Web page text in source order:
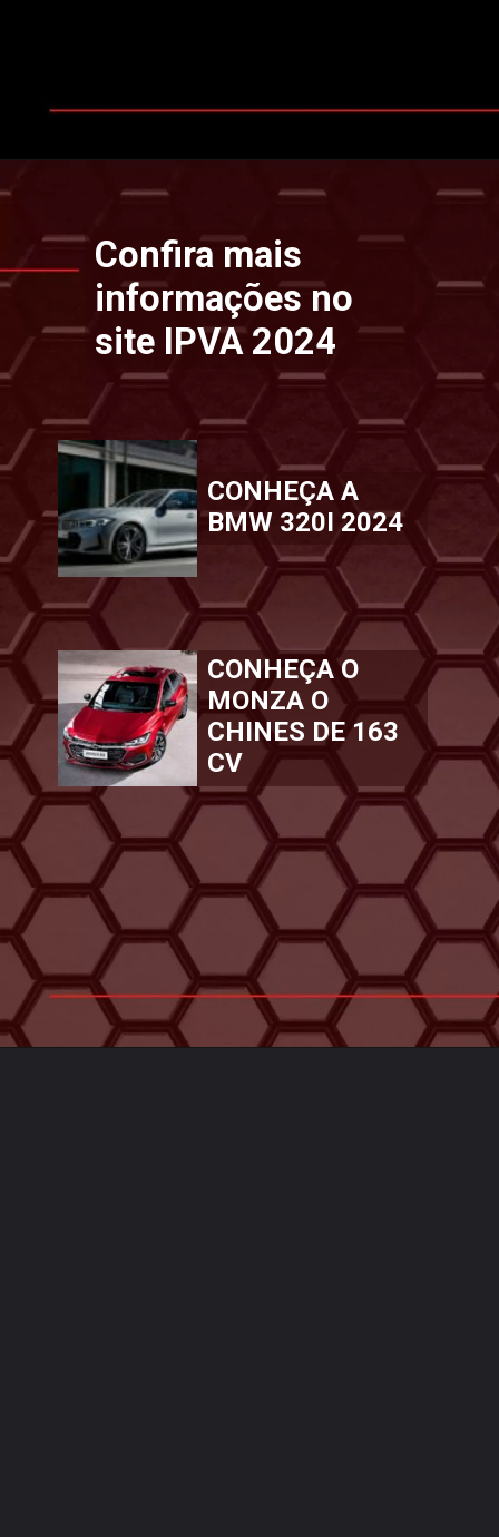
Openinghttps://www.ipvaconsulta.app.br/
CONHEÇA A
BMW 320I 2024
CONHEÇA O
MONZA O
CHINES DE 163
CV
Confira mais
informações no
site IPVA 2024